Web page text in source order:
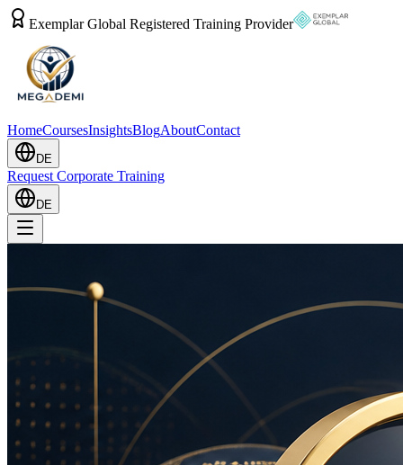
Exemplar Global Registered Training Provider
HomeCoursesInsightsBlogAboutContact
DE
Request Corporate Training
DE